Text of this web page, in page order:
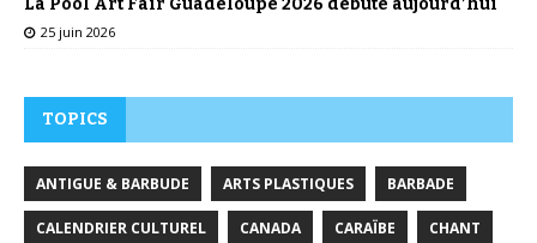
25 juin 2026
TOPICS
ANTIGUE & BARBUDE ARTS PLASTIQUES BARBADE
CALENDRIER CULTUREL CANADA CARAÏBE CHANT